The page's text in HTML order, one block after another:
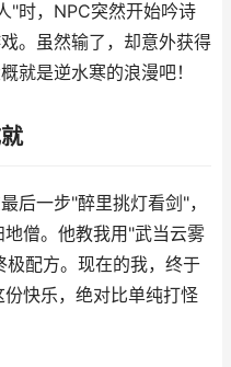
"时，NPC突然开始吟诗
。虽然输了，却意外获得
就是逆水寒的浪漫吧！
后一步"醉里挑灯看剑"，
僧。他教我用"武当云雾
配方。现在的我，终于
快乐，绝对比单纯打怪